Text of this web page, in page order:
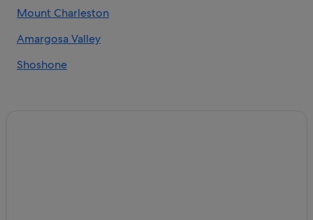
Wynn Resorts en Strip de Las Vegas
Arden hoteles
Mount Charleston
Amargosa Valley
Shoshone